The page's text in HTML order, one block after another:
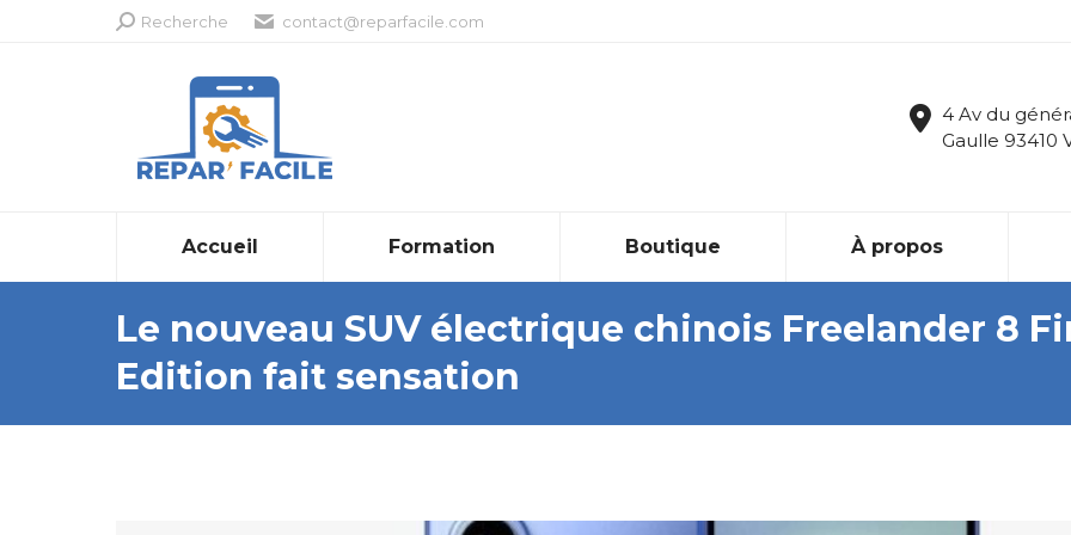
Recherche
Recherche contact@reparfacile.com
4 Av du
Gaulle 93410
Accueil Formation Boutique À propos
Le nouveau SUV électrique chinois Freelander 8
Edition fait sensation